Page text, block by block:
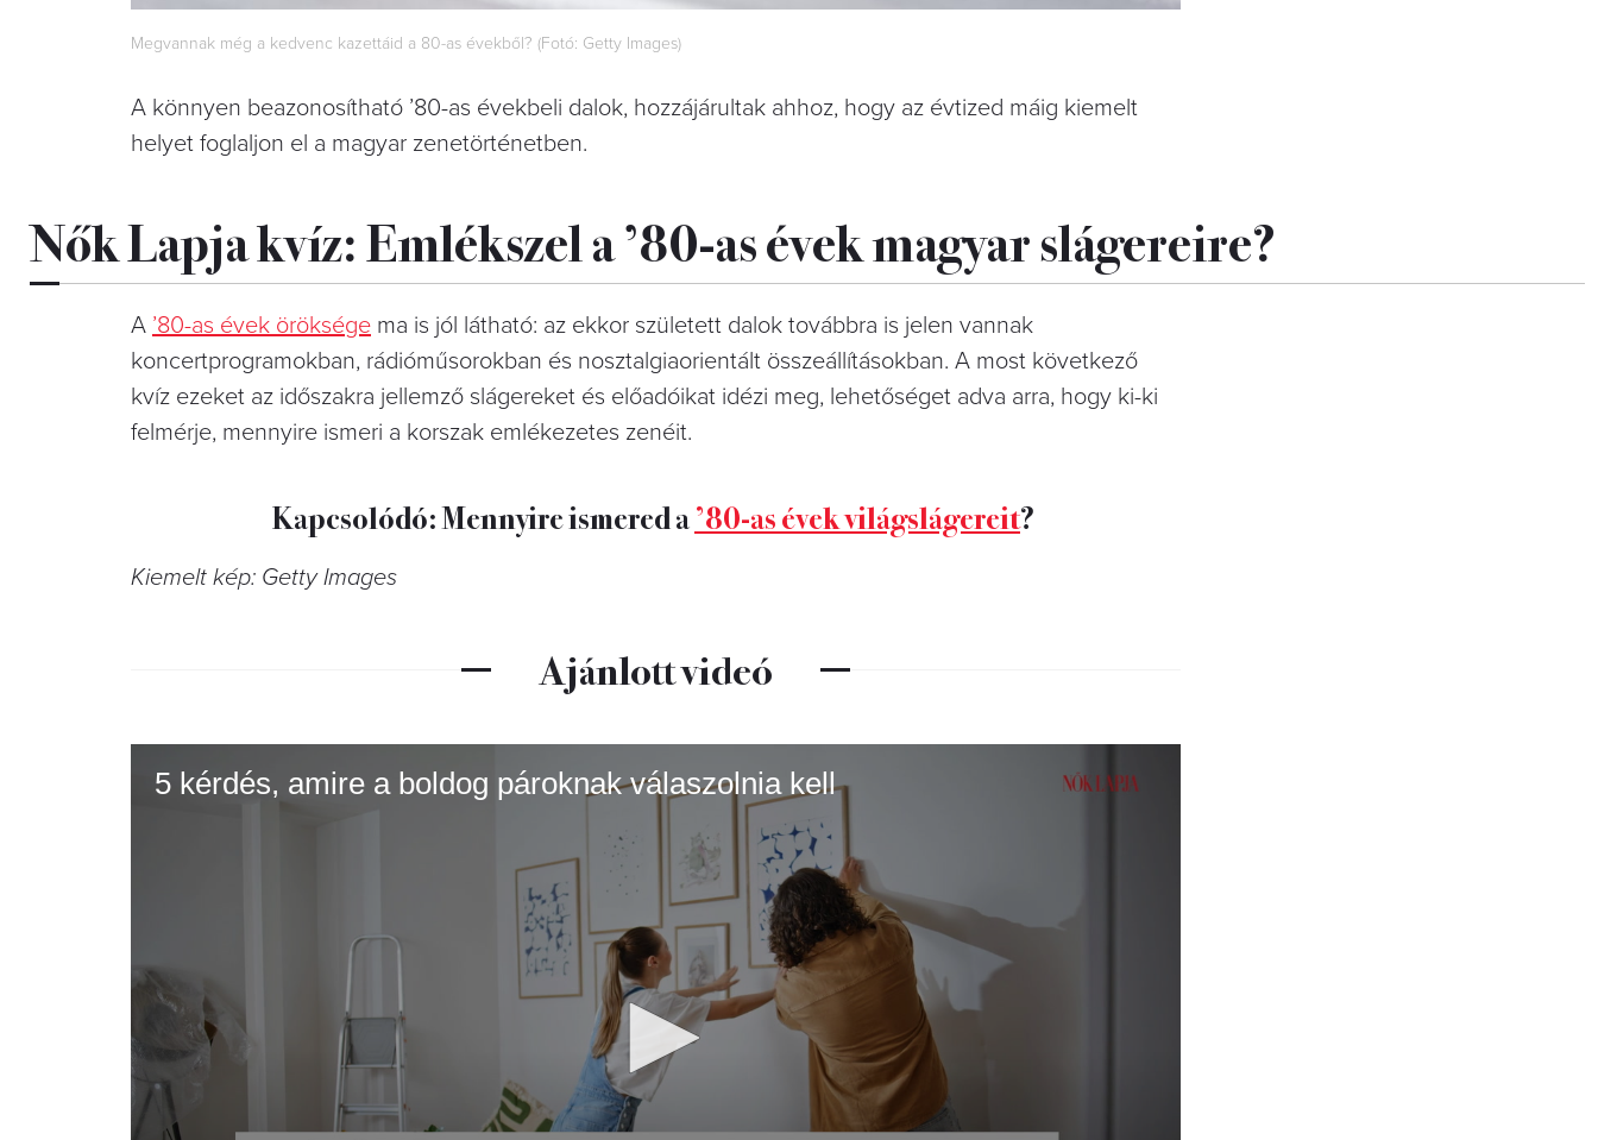
Megvannak még a kedvenc kazettáid a 80-as évekből? (Fotó: Getty Images)
A könnyen beazonosítható ’80-as évekbeli dalok, hozzájárultak ahhoz, hogy az évtized máig kiemelt
helyet foglaljon el a magyar zenetörténetben.
Nők Lapja kvíz: Emlékszel a ’80-as évek magyar slágereire?
A ’80-as évek öröksége ma is jól látható: az ekkor született dalok továbbra is jelen vannak
koncertprogramokban, rádióműsorokban és nosztalgiaorientált összeállításokban. A most következő
kvíz ezeket az időszakra jellemző slágereket és előadóikat idézi meg, lehetőséget adva arra, hogy ki-ki
felmérje, mennyire ismeri a korszak emlékezetes zenéit.
Kapcsolódó: Mennyire ismered a’80-as évek világslágereit?
Kiemelt kép: Getty Images
Ajánlott videó
5 kérdés, amire a boldog pároknak válaszolnia kell